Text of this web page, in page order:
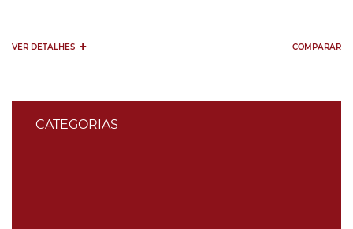
CATEGORIAS
VER DETALHES + COMPARAR